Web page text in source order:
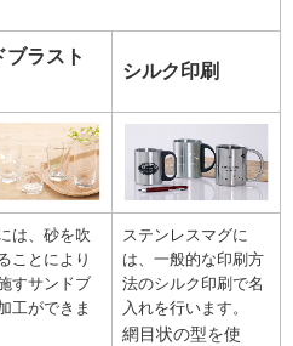
ブラスト
シルク印刷
は、砂を吹
ことにより
すサンドブ
工ができま
ステンレスマグに
は、一般的な印刷方
法のシルク印刷で名
入れを行います。
網目状の型を使